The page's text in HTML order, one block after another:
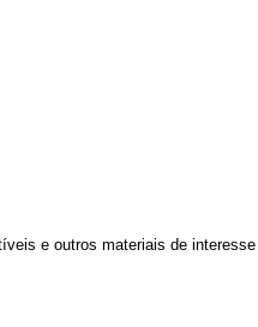
e outros materiais de